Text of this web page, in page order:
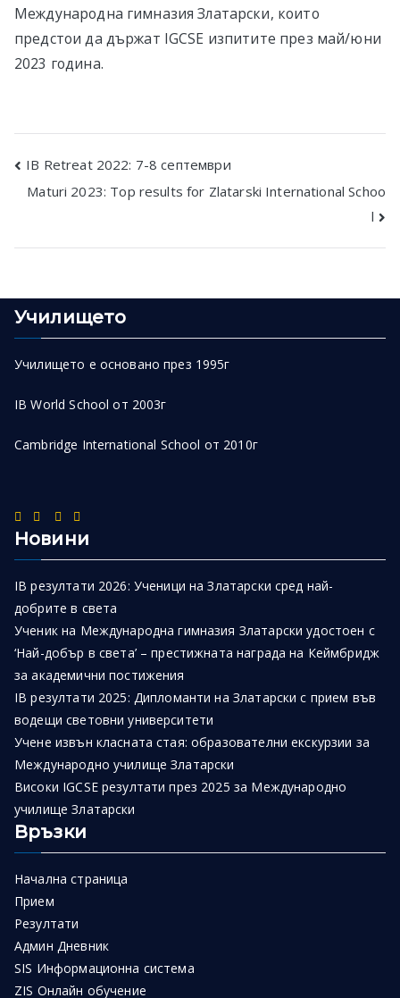
Международна гимназия Златарски, които
предстои да държат IGCSE изпитите през май/юни
2023 година.
Post
navigation
IB Retreat 2022: 7-8 септември
Maturi 2023: Top results for Zlatarski International Schoo
l
Училището
Училището е основано през 1995г
IB World School от 2003г
Cambridge International School от 2010г
Новини
IB резултати 2026: Ученици на Златарски сред най-
добрите в света
Ученик на Международна гимназия Златарски удостоен с
‘Най-добър в света’ – престижната награда на Кеймбридж
за академични постижения
IB резултати 2025: Дипломанти на Златарски с прием във
водещи световни университети
Учене извън класната стая: образователни екскурзии за
Международно училище Златарски
Високи IGCSE резултати през 2025 за Международно
училище Златарски
Връзки
Начална страница
Прием
Резултати
Админ Дневник
SIS Информационна система
ZIS Онлайн обучение